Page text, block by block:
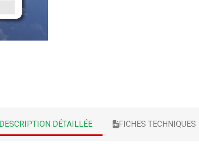
DESCRIPTION DÉTAILLÉE FICHES TECHNIQUES